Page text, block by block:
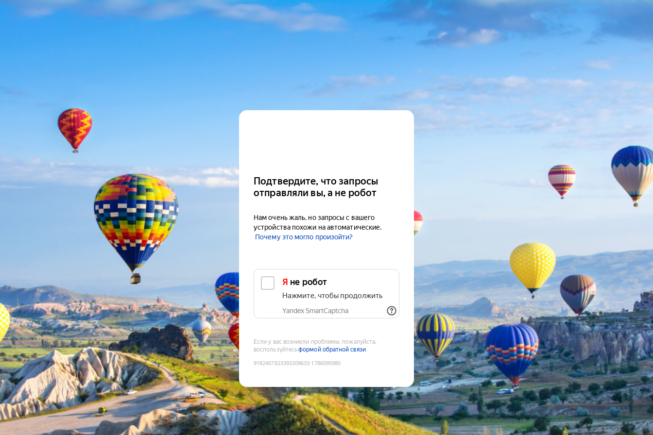
Подтвердите, что запросы
отправляли вы, а не робот
Нам очень жаль, но запросы с вашего
устройства похожи на автоматические.
Почему это могло произойти?
Я не робот
Нажмите, чтобы продолжить
Yandex SmartCaptcha
Если у вас возникли проблемы, пожалуйста,
воспользуйтесьформой обратной связи
9182407823393209633:1786095980